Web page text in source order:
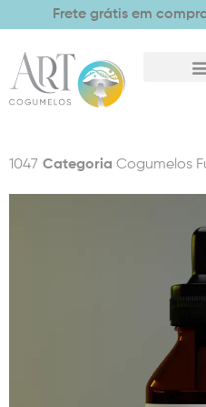
Frete grátis em
1047 Categoria Cogumelos